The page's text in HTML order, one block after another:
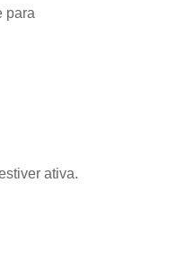
para
ativa.